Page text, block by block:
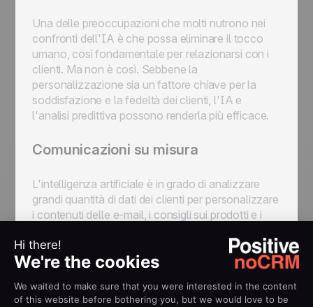
Una delle preoccupazioni che molti nutrono nei
confronti dell'IA è che possa eliminare il tocco
umano, così fondamentale per relazionarsi con i
clienti. Ma non è così. Sebbene la
personalizzazione sia un fattore chiave per la
soddisfazione e la fedeltà dei clienti, l'IA e
l'analisi predittiva possono renderla più efficace.
Comunicazioni su misura
L'intelligenza artificiale è in grado di analizzare
grandi quantità di dati dei clienti per personalizzare
i contenuti delle e-mail, i consigli sui prodotti e i
Tempistica delle interazioni
I modelli predittivi sono in grado di determinare i